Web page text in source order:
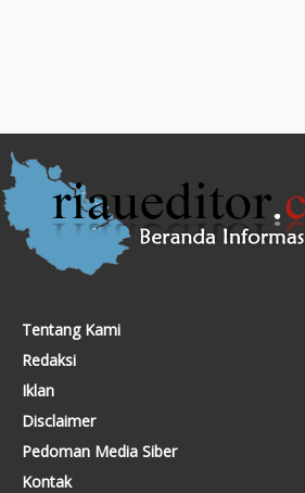
Tentang Kami
Redaksi
Iklan
Disclaimer
Pedoman Media Siber
Kontak